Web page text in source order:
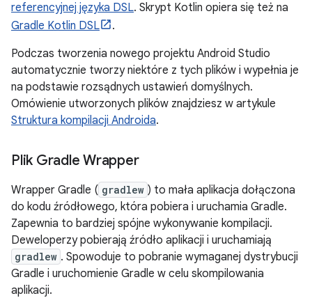
referencyjnej języka DSL. Skrypt Kotlin opiera się też na
Gradle Kotlin DSL
.
Podczas tworzenia nowego projektu Android Studio
automatycznie tworzy niektóre z tych plików i wypełnia je
na podstawie rozsądnych ustawień domyślnych.
Omówienie utworzonych plików znajdziesz w artykule
Struktura kompilacji Androida.
Plik Gradle Wrapper
Wrapper Gradle ( gradlew ) to mała aplikacja dołączona
do kodu źródłowego, która pobiera i uruchamia Gradle.
Zapewnia to bardziej spójne wykonywanie kompilacji.
Deweloperzy pobierają źródło aplikacji i uruchamiają
gradlew . Spowoduje to pobranie wymaganej dystrybucji
Gradle i uruchomienie Gradle w celu skompilowania
aplikacji.